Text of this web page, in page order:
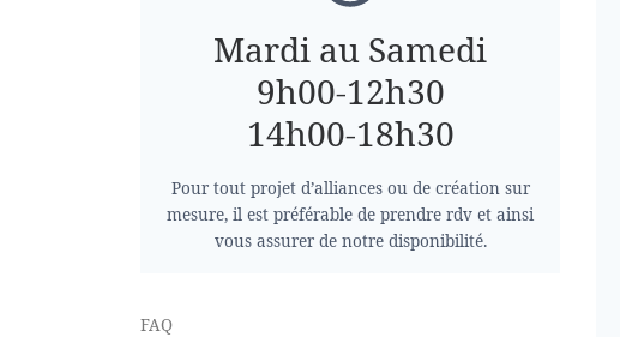
Mardi au Samedi
9h00-12h30
14h00-18h30
Pour tout projet d’alliances ou de création sur
mesure, il est préférable de prendre rdv et ainsi
vous assurer de notre disponibilité.
FAQ